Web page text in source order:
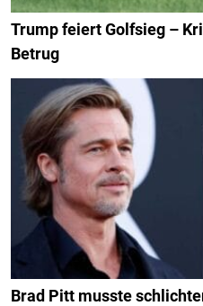
Trump feiert Golfsieg –
Betrug
Brad Pitt musste